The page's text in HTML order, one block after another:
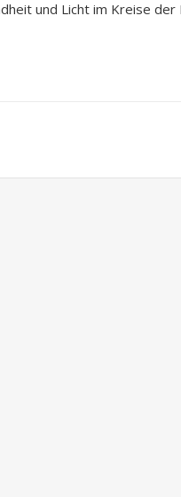
und Licht im Kreise der